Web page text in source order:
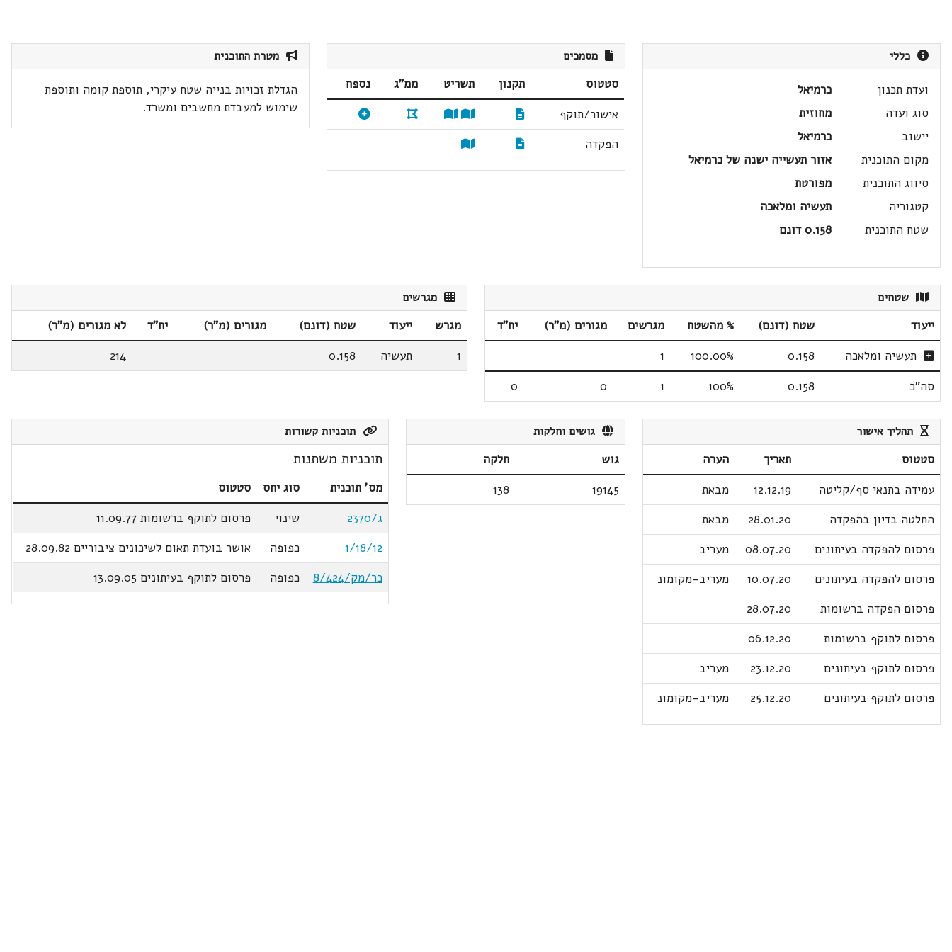
כללי
ועדת תכנון
כרמיאל
סוג ועדה
מחוזית
יישוב
כרמיאל
מקום התוכנית
אזור תעשייה ישנה של כרמיאל
סיווג התוכנית
מפורטת
קטגוריה
תעשיה ומלאכה
שטח התוכנית
0.158 דונם
מסמכים
סטטוס תקנון תשריט ממ"ג
נספח
אישור/תוקף
הפקדה
מטרת התוכנית
הגדלת זכויות בנייה שטח עיקרי, תוספת קומה ותוספת
שימוש למעבדת מחשבים ומשרד.
שטחים
ייעוד שטח (דונם) % מהשטח מגרשים מגורים (מ"ר)
יח"ד
תעשיה ומלאכה
0.158
100.00%
1
סה"כ
0.158
100%
1
0
0
מגרשים
מגרש ייעוד שטח (דונם) מגורים (מ"ר) יח"ד
לא מגורים (מ"ר)
1
תעשיה 0.158
214
תהליך אישור
סטטוס תאריך
הערה
עמידה בתנאי סף/קליטה
12.12.19
מבאת
החלטה בדיון בהפקדה
28.01.20
מבאת
פרסום להפקדה בעיתונים
08.07.20
מעריב
פרסום להפקדה בעיתונים
10.07.20
מעריב-מקומונ
פרסום הפקדה ברשומות
28.07.20
פרסום לתוקף ברשומות
06.12.20
פרסום לתוקף בעיתונים
23.12.20
מעריב
פרסום לתוקף בעיתונים
25.12.20 מעריב-מקומונ
גושים וחלקות
גוש
חלקה
19145
138
תוכניות קשורות
תוכניות משתנות
מס' תוכנית סוג יחס
סטטוס
ג/2370
שינוי
פרסום לתוקף ברשומות 11.09.77
1/18/12
כפופה
אושר בועדת תאום לשיכונים ציבוריים 28.09.82
כר/מק/8/424
כפופה פרסום לתוקף בעיתונים 13.09.05